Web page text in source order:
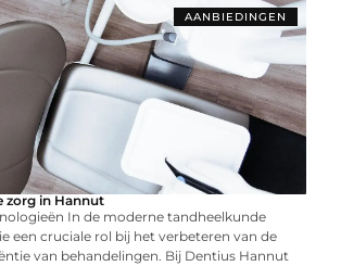
AANBIEDINGEN
zorg in Hannut
In de moderne tandheelkunde
een cruciale rol bij het verbeteren van de
van behandelingen. Bij Dentius Hannut